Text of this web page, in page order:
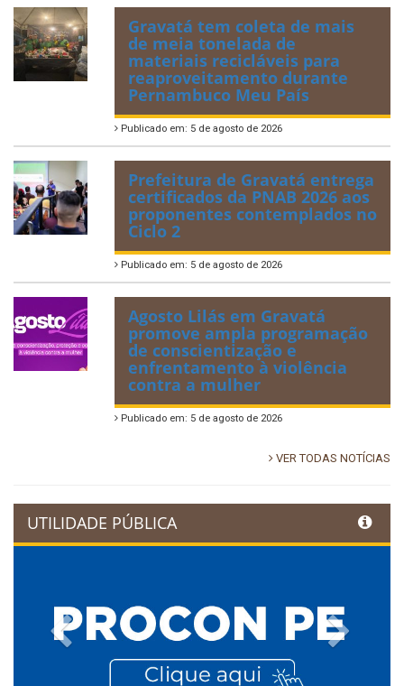
Gravatá tem coleta de mais
de meia tonelada de
materiais recicláveis para
reaproveitamento durante
Pernambuco Meu País
Publicado em: 5 de agosto de 2026
Prefeitura de Gravatá entrega
certificados da PNAB 2026 aos
proponentes contemplados no
Ciclo 2
Publicado em: 5 de agosto de 2026
Agosto Lilás em Gravatá
promove ampla programação
de conscientização e
enfrentamento à violência
contra a mulher
Publicado em: 5 de agosto de 2026
VER TODAS NOTÍCIAS
UTILIDADE PÚBLICA
Previous